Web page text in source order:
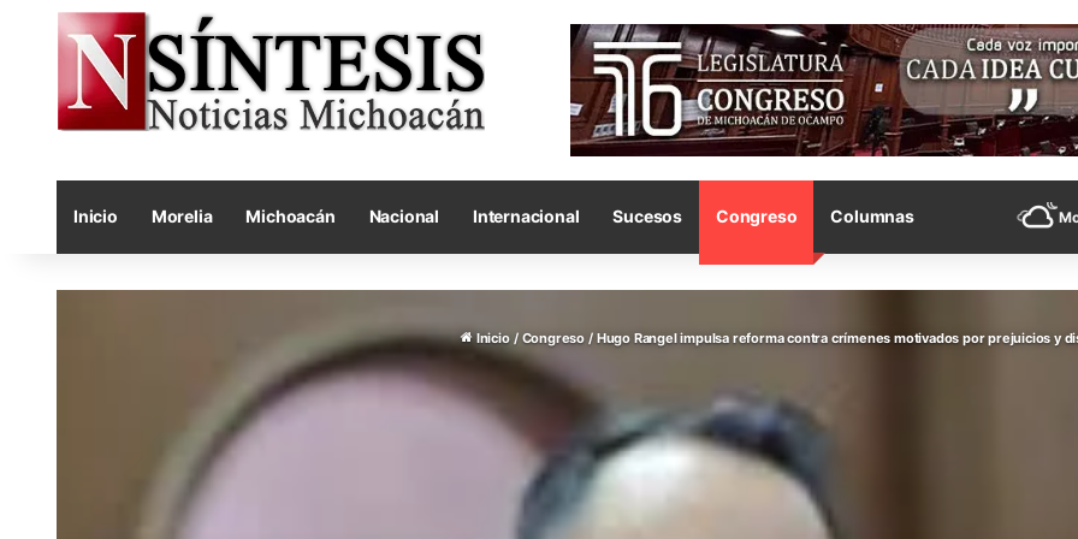
Inicio Morelia Michoacán Nacional Internacional Sucesos Congreso Columnas
Inicio / Congreso / Hugo Rangel impulsa reforma contra crímenes motivados por prejuicios y